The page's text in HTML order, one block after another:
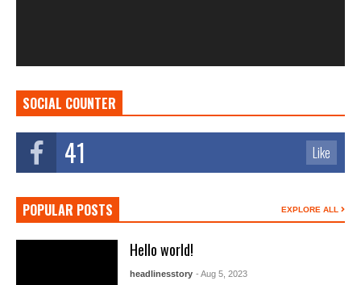
SOCIAL COUNTER
41 Like
POPULAR POSTS EXPLORE ALL
Hello world!
headlinesstory - Aug 5, 2023